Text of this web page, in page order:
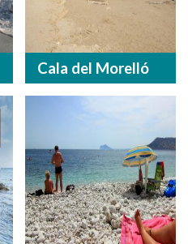
Cala del Morelló